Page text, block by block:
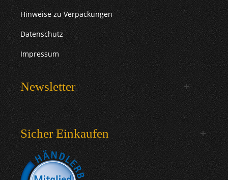
Hinweise zu Verpackungen
Datenschutz
Impressum
Newsletter
Sicher Einkaufen